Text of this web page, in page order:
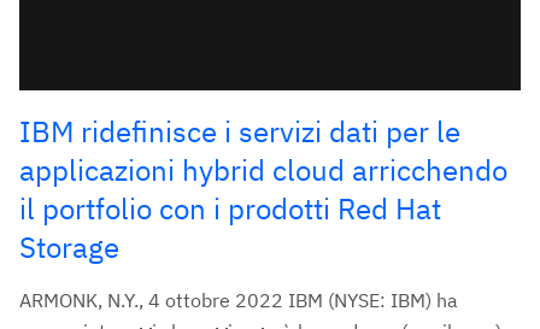
IBM ridefinisce i servizi dati per le
applicazioni hybrid cloud arricchendo
il portfolio con i prodotti Red Hat
Storage
ARMONK, N.Y., 4 ottobre 2022 IBM (NYSE: IBM) ha